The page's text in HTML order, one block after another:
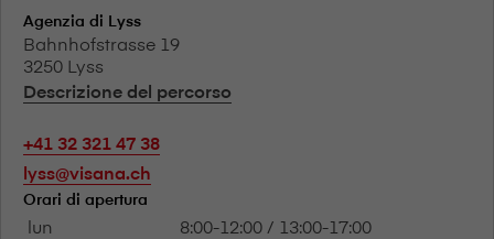
Agenzia di Lyss
Bahnhofstrasse 19
3250 Lyss
Descrizione del percorso
+41 32 321 47 38
lyss@visana.ch
Orari di apertura
lun
8:00-12:00 / 13:00-17:00